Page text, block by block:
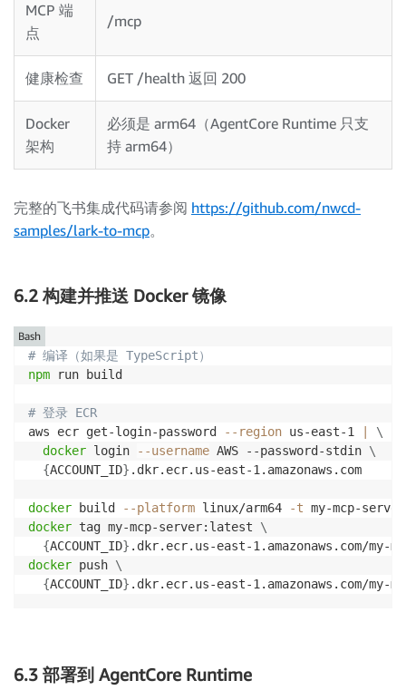
MCP 端
点
/mcp
健康检查 GET /health 返回 200
Docker
架构
必须是 arm64（AgentCore Runtime 只支
持 arm64）
完整的飞书集成代码请参阅 https://github.com/nwcd-
samples/lark-to-mcp。
6.2 构建并推送 Docker 镜像
# 编译（如果是 TypeScript）
npm run build
# 登录 ECR
aws ecr get-login-password
--region us-east-1
\
docker login --username AWS --password-stdin \
{ACCOUNT_ID} .dkr.ecr.us-east-1.amazonaws.com
docker build --platform linux/arm64 -t my-mcp-
docker tag my-mcp-server:latest \
{ACCOUNT_ID}
docker push \
{ACCOUNT_ID}
Bash
6.3 部署到 AgentCore Runtime